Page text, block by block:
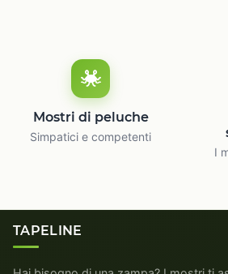
Mostri di peluche
Simpatici e competenti
I
TAPELINE